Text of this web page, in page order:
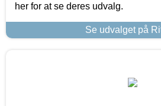
her for at se deres udvalg.
Se udvalget på